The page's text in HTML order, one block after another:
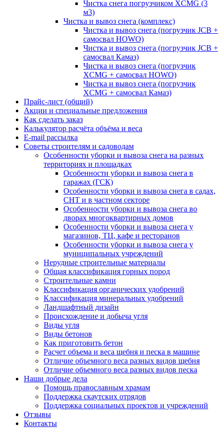
Чистка снега погрузчиком XCMG (3
м3)
Чистка и вывоз снега (комплекс)
Чистка и вывоз снега (погрузчик JCB +
самосвал HOWO)
Чистка и вывоз снега (погрузчик JCB +
самосвал Камаз)
Чистка и вывоз снега (погрузчик
XCMG + самосвал HOWO)
Чистка и вывоз снега (погрузчик
XCMG + самосвал Камаз)
Прайс-лист (общий)
Акции и специальные предложения
Как сделать заказ
Калькулятор расчёта объёма и веса
E-mail рассылка
Советы строителям и садоводам
Особенности уборки и вывоза снега на разных
территориях и площадках
Особенности уборки и вывоза снега в
гаражах (ГСК)
Особенности уборки и вывоза снега в садах,
СНТ и в частном секторе
Особенности уборки и вывоза снега во
дворах многоквартирных домов
Особенности уборки и вывоза снега у
магазинов, ТЦ, кафе и ресторанов
Особенности уборки и вывоза снега у
муниципальных учреждений
Нерудные строительные материалы
Общая классификация горных пород
Строительные камни
Классификация органических удобрений
Классификация минеральных удобрений
Ландшафтный дизайн
Происхождение и добыча угля
Виды угля
Виды бетонов
Как приготовить бетон
Расчет объема и веса щебня и песка в машине
Отличие объемного веса разных видов щебня
Отличие объемного веса разных видов песка
Наши добрые дела
Помощь православным храмам
Поддержка скаутских отрядов
Поддержка социальных проектов и учреждений
Отзывы
Контакты